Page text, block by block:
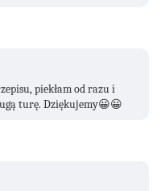
piekłam od razu i
turę. Dziękujemy😀😀